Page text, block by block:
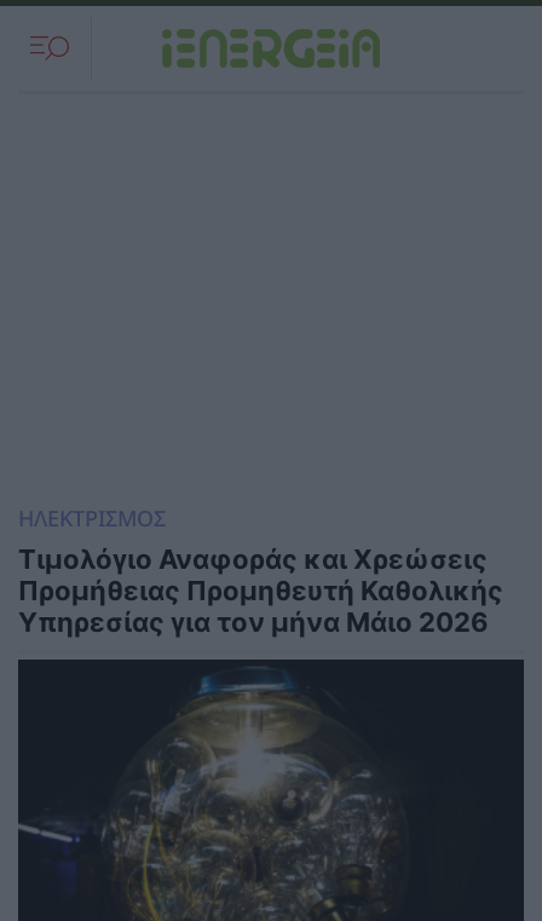
ΗΛΕΚΤΡΙΣΜΟΣ
Τιμολόγιο Αναφοράς και Χρεώσεις
Προμήθειας Προμηθευτή Καθολικής
Υπηρεσίας για τον μήνα Μάιο 2026